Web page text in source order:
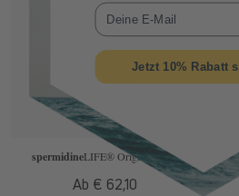
spermidineLIFE® Original 365+
Normaler
Ab € 62,10
E-Mail
Jetzt 10% Rabatt